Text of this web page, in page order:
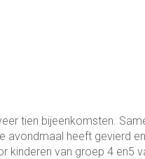
tien bijeenkomsten.
avondmaal heeft gevierd
kinderen van groep 4 en5